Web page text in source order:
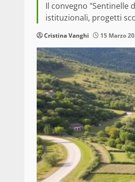
Il convegno "Sentinelle
istituzionali, progetti
Cristina Vanghi 15 Marzo